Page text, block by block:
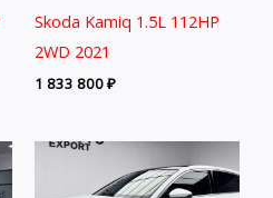
Skoda Kamiq 1.5L 112HP
2WD 2021
1 833 800₽